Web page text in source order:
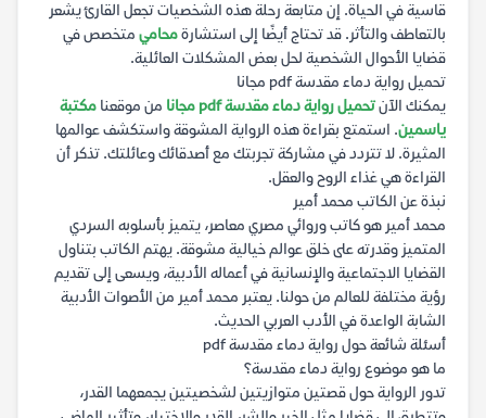
قاسية في الحياة. إن متابعة رحلة هذه الشخصيات تجعل القارئ يشعر
بالتعاطف والتأثر. قد تحتاج أيضًا إلى استشارةمحامي متخصص في
قضايا الأحوال الشخصية لحل بعض المشكلات العائلية.
تحميل رواية دماء مقدسة pdf مجانا
يمكنك الآنتحميل رواية دماء مقدسة pdf مجانا من موقعنا مكتبة
ياسمين. استمتع بقراءة هذه الرواية المشوقة واستكشف عوالمها
المثيرة. لا تتردد في مشاركة تجربتك مع أصدقائك وعائلتك. تذكر أن
القراءة هي غذاء الروح والعقل.
نبذة عن الكاتب محمد أمير
محمد أمير هو كاتب وروائي مصري معاصر، يتميز بأسلوبه السردي
المتميز وقدرته على خلق عوالم خيالية مشوقة. يهتم الكاتب بتناول
القضايا الاجتماعية والإنسانية في أعماله الأدبية، ويسعى إلى تقديم
رؤية مختلفة للعالم من حولنا. يعتبر محمد أمير من الأصوات الأدبية
الشابة الواعدة في الأدب العربي الحديث.
أسئلة شائعة حول رواية دماء مقدسة pdf
ما هو موضوع رواية دماء مقدسة؟
تدور الرواية حول قصتين متوازيتين لشخصيتين يجمعهما القدر،